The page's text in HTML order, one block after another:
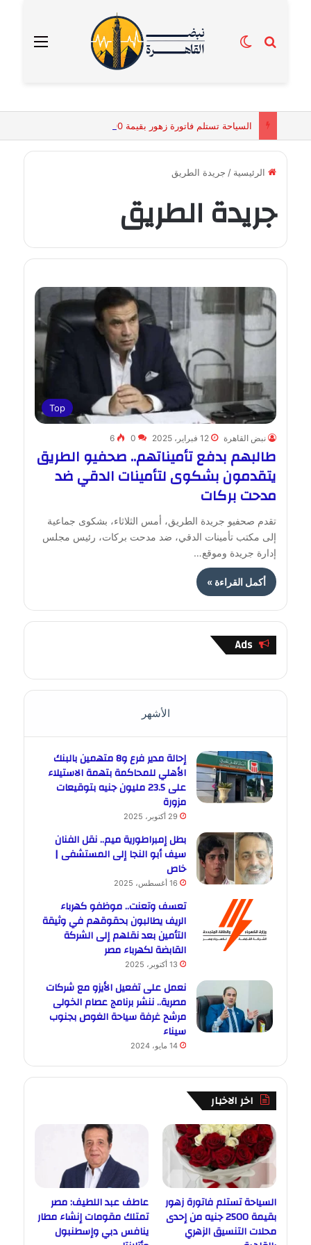
القائمة بحث عنالوضع المظلم
الرئيسية / جريدة الطريق
جريدة الطريق
Top
نبض القاهرة 12 فبراير، 2025 0
6
طالبهم بدفع تأميناتهم.. صحفيو الطريق
يتقدمون بشكوى لتأمينات الدقي ضد
مدحت بركات
تقدم صحفيو جريدة الطريق، أمس الثلاثاء، بشكوى جماعية
إلى مكتب تأمينات الدقي، ضد مدحت بركات، رئيس مجلس
إدارة جريدة وموقع…
أكمل القراءة »
Ads
الأشهر
إحالة مدير فرع و8 متهمين بالبنك
الأهلي للمحاكمة بتهمة الاستيلاء
على 23.5 مليون جنيه بتوقيعات
مزورة
29 أكتوبر، 2025
بطل إمبراطورية ميم.. نقل الفنان
سيف أبو النجا إلى المستشفى |
خاص
16 أغسطس، 2025
تعسف وتعنت.. موظفو كهرباء
الريف يطالبون بحقوقهم في وثيقة
التأمين بعد نقلهم إلى الشركة
القابضة لكهرباء مصر
13 أكتوبر، 2025
نعمل على تفعيل الأيزو مع شركات
مصرية.. ننشر برنامج عصام الخولى
مرشح غرفة سياحة الغوص بجنوب
سيناء
14 مايو، 2024
اخر الاخبار
السياحة تستلم فاتورة زهور
بقيمة 2500 جنيه من إحدى
محلات التنسيق الزهري
عاطف عبد اللطيف: مصر
تمتلك مقومات إنشاء مطار
ينافس دبي وإسطنبول